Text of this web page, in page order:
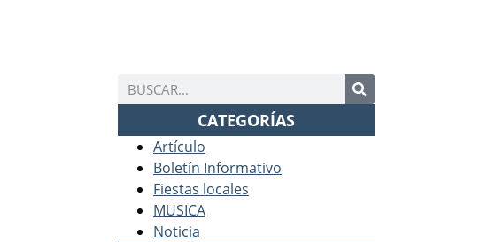
CATEGORÍAS
Artículo
Boletín Informativo
Fiestas locales
MUSICA
Noticia